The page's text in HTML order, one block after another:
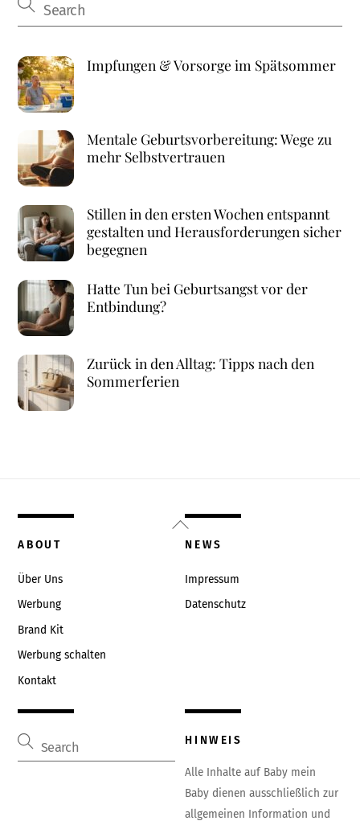
Impfungen & Vorsorge im Spätsommer
Mentale Geburtsvorbereitung: Wege zu
mehr Selbstvertrauen
Stillen in den ersten Wochen entspannt
gestalten und Herausforderungen sicher
begegnen
Hatte Tun bei Geburtsangst vor der
Entbindung?
Zurück in den Alltag: Tipps nach den
Sommerferien
Back
To
ABOUT
Über Uns
Werbung
Brand Kit
Werbung schalten
Kontakt
NEWS
Impressum
Datenschutz
HINWEIS
Alle Inhalte auf Baby mein
Baby dienen ausschließlich zur
allgemeinen Information und